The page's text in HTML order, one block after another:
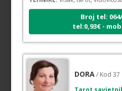
Broj tel: 064/
tel:0,93€ -
Tarot